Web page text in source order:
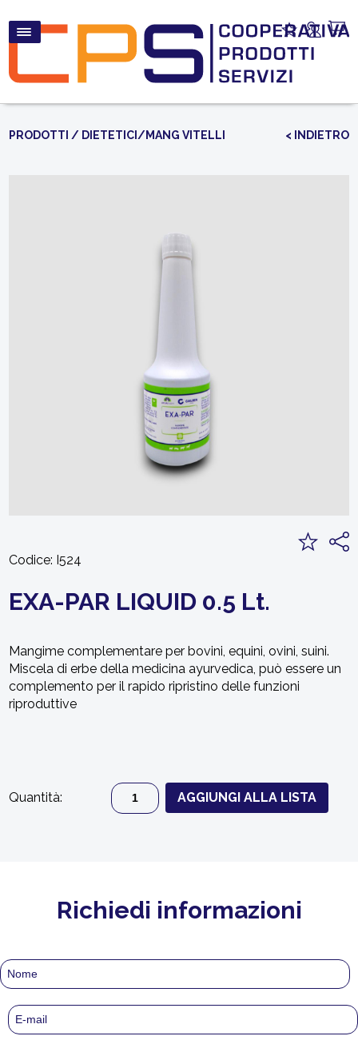
PRODOTTI / DIETETICI/MANG VITELLI < INDIETRO
Codice: I524
EXA-PAR LIQUID 0.5 Lt.
Mangime complementare per bovini, equini, ovini, suini.
Miscela di erbe della medicina ayurvedica, può essere un
complemento per il rapido ripristino delle funzioni
riproduttive
Quantità: AGGIUNGI ALLA LISTA
Richiedi informazioni